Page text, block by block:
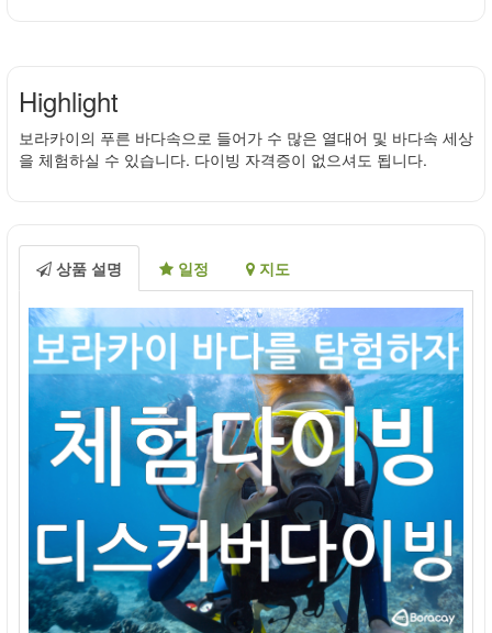
Highlight
보라카이의 푸른 바다속으로 들어가 수 많은 열대어 및 바다속 세상
을 체험하실 수 있습니다. 다이빙 자격증이 없으셔도 됩니다.
상품 설명 일정 지도